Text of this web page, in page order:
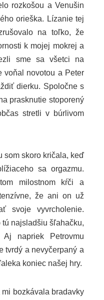
rozkošou a Venušin
orieška. Lízanie tej
na toľko, že
k mojej mokrej a
sme sa všetci na
voňal novotou a Peter
dierku. Spoločne s
prasknutie stoporený
stretli v búrlivom
som skoro kričala, keď
sa orgazmu.
milostnom kŕči a
že ani on už
svoje vyvrcholenie.
tú najsladšiu šľahačku,
napriek Petrovmu
tvrdý a nevyčerpaný a
koniec našej hry.
bozkávala bradavky